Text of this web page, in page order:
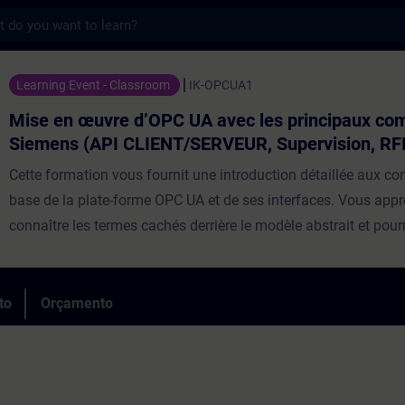
d’OPC UA avec les principaux
Learning Event - Classroom IK-OPCUA1
Mise en œuvre d’OPC UA avec les principaux
Siemens (API CLIENT/SERVEUR, Supervision,
Cette formation vous fournit une introduction détaillée aux
base de la plate-forme OPC UA et de ses interfaces. Vous
connaître les termes cachés derrière le modèle abstrait et
serveurs et clients OPC UA de la gamme de produits SIMATIC
configurer et à les programmer dans des exercices. Un
Orçamento